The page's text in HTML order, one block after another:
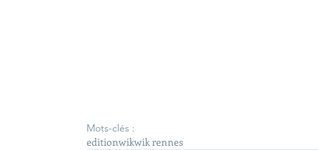
Mots-clés :
editionwikwik rennes